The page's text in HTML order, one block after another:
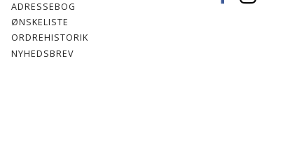
ADRESSEBOG
ØNSKELISTE
ORDREHISTORIK
NYHEDSBREV